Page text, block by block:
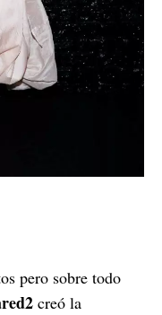
pero sobre todo
creó la